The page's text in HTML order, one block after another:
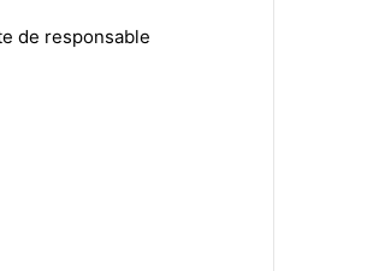
de responsable